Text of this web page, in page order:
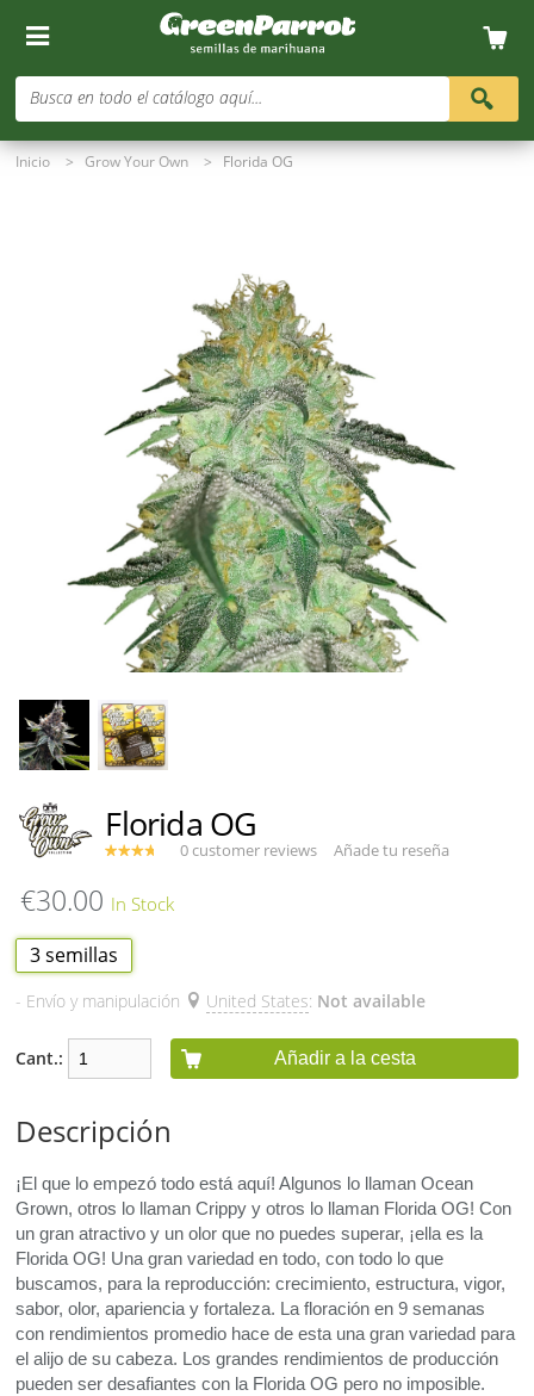
Busca en todo el catálogo aquí...
Inicio > Grow Your Own > Florida OG
Florida OG
0 customer reviews Añade tu reseña
€30.00
3 semillas
- Envío y manipulación United States: Not available
Cant.: Añadir a la cesta
Descripción
¡El que lo empezó todo está aquí! Algunos lo llaman Ocean
Grown, otros lo llaman Crippy y otros lo llaman Florida OG! Con
un gran atractivo y un olor que no puedes superar, ¡ella es la
Florida OG! Una gran variedad en todo, con todo lo que
buscamos, para la reproducción: crecimiento, estructura, vigor,
sabor, olor, apariencia y fortaleza. La floración en 9 semanas
con rendimientos promedio hace de esta una gran variedad para
el alijo de su cabeza. Los grandes rendimientos de producción
pueden ser desafiantes con la Florida OG pero no imposible.